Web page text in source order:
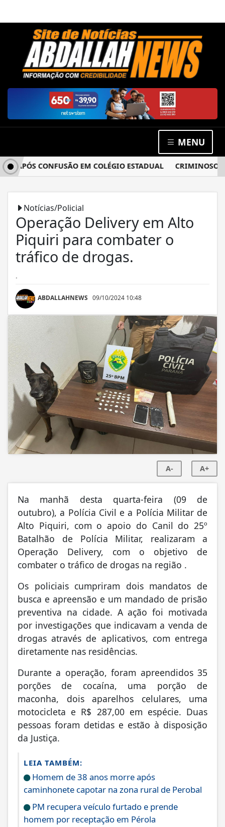
MENU
CONFUSÃO EM COLÉGIO ESTADUAL CRIMINOSOS
Notícias/Policial
Operação Delivery em Alto
Piquiri para combater o
tráfico de drogas.
.
ABDALLAHNEWS 09/10/2024 10:48
A- A+
Na manhã desta quarta-feira (09 de
outubro), a Polícia Civil e a Polícia Militar de
Alto Piquiri, com o apoio do Canil do 25º
Batalhão de Polícia Militar, realizaram a
Operação Delivery, com o objetivo de
combater o tráfico de drogas na região .
Os policiais cumpriram dois mandatos de
busca e apreensão e um mandado de prisão
preventiva na cidade. A ação foi motivada
por investigações que indicavam a venda de
drogas através de aplicativos, com entrega
diretamente nas residências.
Durante a operação, foram apreendidos 35
porções de cocaína, uma porção de
maconha, dois aparelhos celulares, uma
motocicleta e R$ 287,00 em espécie. Duas
pessoas foram detidas e estão à disposição
da Justiça.
LEIA TAMBÉM:
Homem de 38 anos morre após
caminhonete capotar na zona rural de Perobal
PM recupera veículo furtado e prende
homem por receptação em Pérola